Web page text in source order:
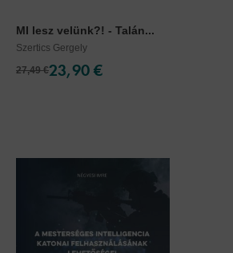
MI lesz velünk?! - Talán...
Szertics Gergely
27,49 €23,90 €